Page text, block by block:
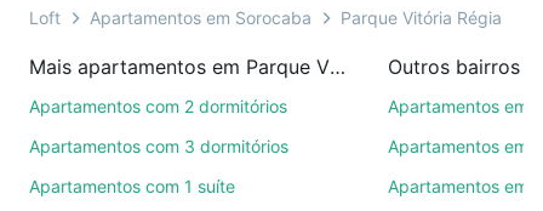
ou por videochamada, é grátis, sem compromisso e
imobiliárias te ajudando na compra, venda ou troca
de imóveis.
Como escolher um imóvel?
Use barra de busca no topo para pesquisar por
Loft Apartamentos em Sorocaba Parque Vitória Régia
Mais apartamentos em Parque Vitória Régia
Apartamentos com 2 dormitórios
Apartamentos com 3 dormitórios
Apartamentos com 1 suíte
Outros bairros
Apartamentos em
Apartamentos em
Apartamentos em